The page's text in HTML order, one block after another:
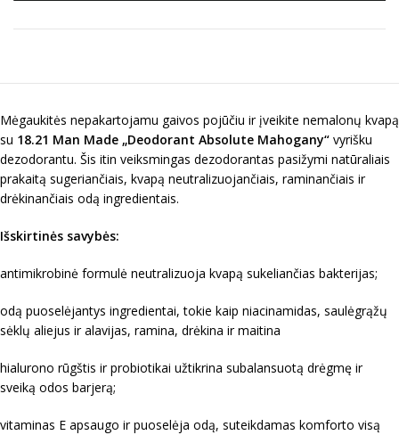
Mėgaukitės nepakartojamu gaivos pojūčiu ir įveikite nemalonų kvapą
su 18.21 Man Made „Deodorant Absolute Mahogany“ vyrišku
dezodorantu. Šis itin veiksmingas dezodorantas pasižymi natūraliais
prakaitą sugeriančiais, kvapą neutralizuojančiais, raminančiais ir
drėkinančiais odą ingredientais.
Išskirtinės savybės:
antimikrobinė formulė neutralizuoja kvapą sukeliančias bakterijas;
odą puoselėjantys ingredientai, tokie kaip niacinamidas, saulėgrąžų
sėklų aliejus ir alavijas, ramina, drėkina ir maitina
hialurono rūgštis ir probiotikai užtikrina subalansuotą drėgmę ir
sveiką odos barjerą;
vitaminas E apsaugo ir puoselėja odą, suteikdamas komforto visą